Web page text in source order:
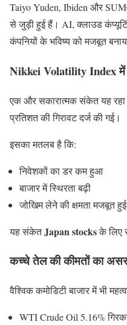
Taiyo Yuden, Ibiden और
से जुड़ी हुई हैं। AI, क्लाउड
कंपनियों के भविष्य को मजबूत
Nikkei Volatility Index में
एक और सकारात्मक संकेत यह
प्रतिशत की गिरावट दर्ज की गई।
इसका मतलब है कि:
निवेशकों का डर कम हुआ
बाजार में स्थिरता बढ़ी
जोखिम लेने की क्षमता मजबूत हुई
यह संकेतJapan stocksके लिए
कच्चे तेल की कीमतों का असर
वैश्विक कमोडिटी बाजार में भी
WTI Crude Oil 5.16%